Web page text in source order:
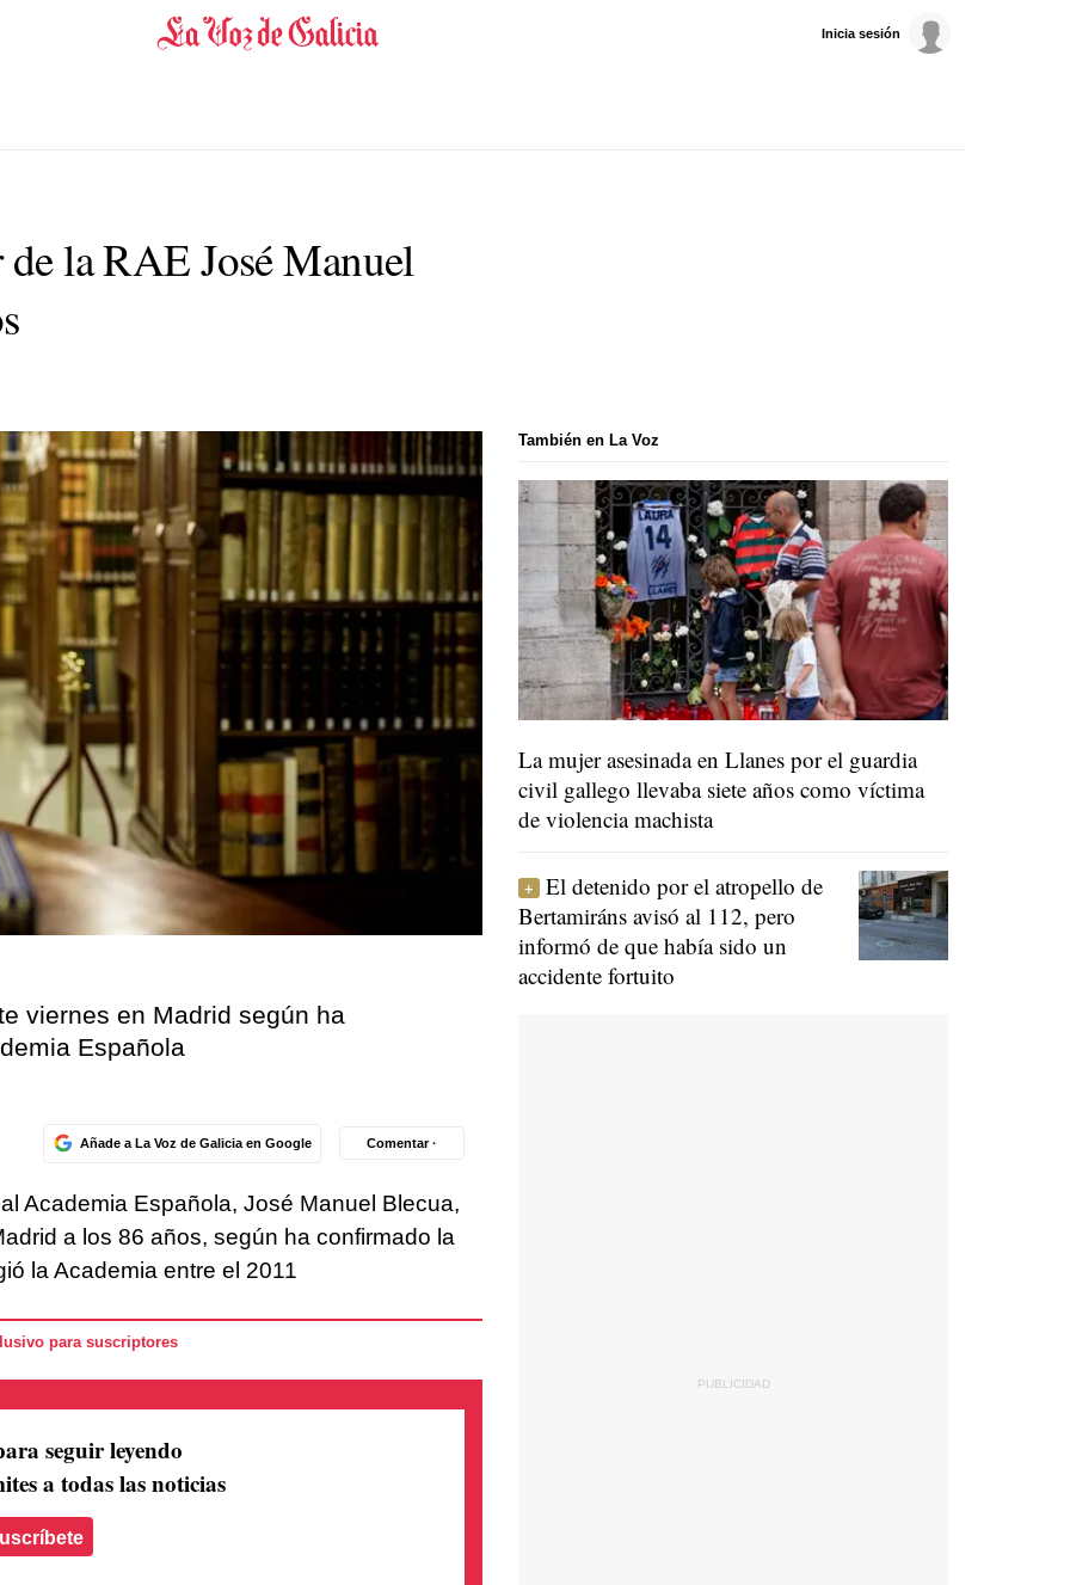
Inicia sesión
la RAE José Manuel
viernes en Madrid según ha
Española
Añade a La Voz de Galicia en Google Comentar ·
Academia Española, José Manuel Blecua,
a los 86 años, según ha confirmado la
la Academia entre el 2011
para suscriptores
seguir leyendo
a todas las noticias
También en La Voz
La mujer asesinada en Llanes por el guardia
civil gallego llevaba siete años como víctima
de violencia machista
El detenido por el atropello de
Bertamiráns avisó al 112, pero
informó de que había sido un
accidente fortuito